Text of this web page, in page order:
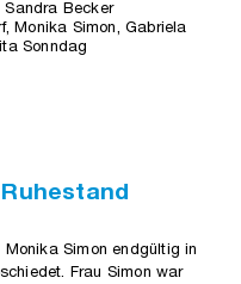
Sandra Becker
Monika Simon, Gabriela
Sonndag
Simon endgültig in
Frau Simon war